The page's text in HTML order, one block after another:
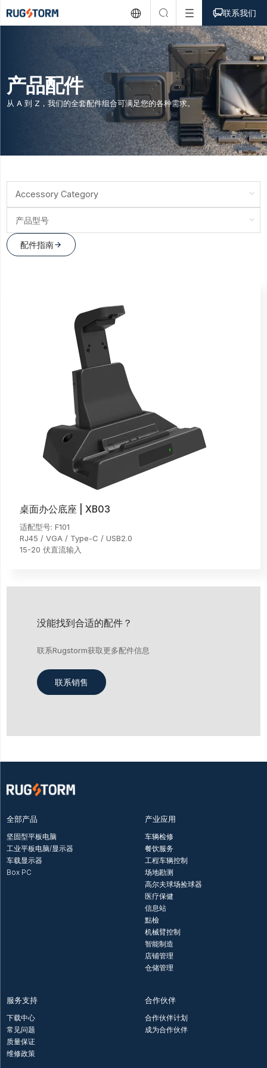
  联系我们
产品配件
从 A 到 Z，我们的全套配件组合可满足您的各种需求。
没能找到合适的配件？
联系Rugstorm获取更多配件信息
联系销售
Accessory Category
产品型号
配件指南
桌面办公底座 | XB03
适配型号: F101
RJ45 / VGA / Type-C / USB2.0
15-20 伏直流输入
全部产品
坚固型平板电脑
工业平板电脑/显示器
车载显示器
Box PC
产业应用
车辆检修
餐饮服务
工程车辆控制
场地勘测
高尔夫球场捡球器
医疗保健
信息站
點檢
机械臂控制
智能制造
店铺管理
仓储管理
服务支持
下载中心
常见问题
质量保证
维修政策
合作伙伴
合作伙伴计划
成为合作伙伴